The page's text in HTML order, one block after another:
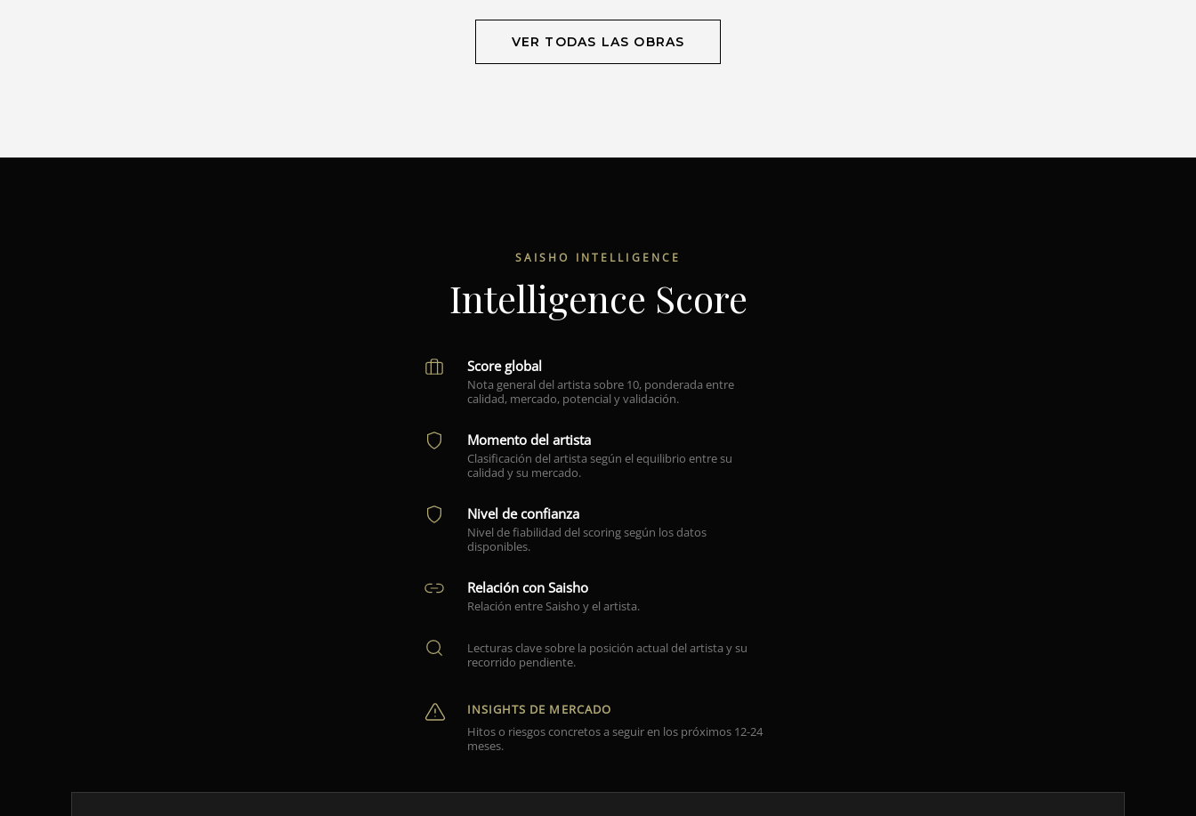
VER TODAS LAS OBRAS
SAISHO INTELLIGENCE
Intelligence Score
Score global
Nota general del artista sobre 10, ponderada entre
calidad, mercado, potencial y validación.
Momento del artista
Clasificación del artista según el equilibrio entre su
calidad y su mercado.
Nivel de confianza
Nivel de fiabilidad del scoring según los datos
disponibles.
Relación con Saisho
Relación entre Saisho y el artista.
Lecturas clave sobre la posición actual del artista y su
recorrido pendiente.
INSIGHTS DE MERCADO
Hitos o riesgos concretos a seguir en los próximos 12-24
meses.